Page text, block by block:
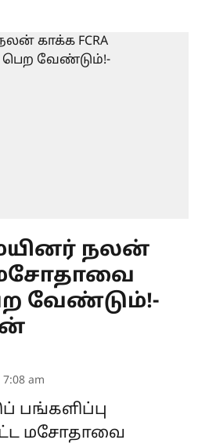
நலன்
மசோதாவை
வேண்டும்!-
am
பங்களிப்பு
மசோதாவை